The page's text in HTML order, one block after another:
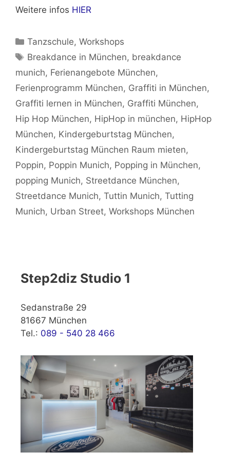
Weitere infos HIER
Kategorien
Tanzschule,Workshops
Schlagwörter
Breakdance in München, breakdance
munich, Ferienangebote München,
Ferienprogramm München, Graffiti in München,
Graffiti lernen in München, Graffiti München,
Hip Hop München, HipHop in münchen, HipHop
München, Kindergeburtstag München,
Kindergeburtstag München Raum mieten,
Poppin, Poppin Munich, Popping in München,
popping Munich, Streetdance München,
Streetdance Munich, Tuttin Munich, Tutting
Munich, Urban Street, Workshops München
Step2diz Studio 1
Sedanstraße 29
81667 München
Tel.: 089 - 540 28 466